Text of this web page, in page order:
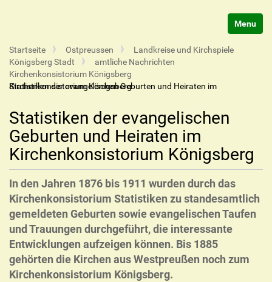
Startseite Ostpreussen
Landkreise und Kirchspiele
Königsberg Stadt
amtliche Nachrichten
Kirchenkonsistorium Königsberg
Statistiken der evangelischen Geburten und Heiraten im Kirchenkonsistorium Königsberg
Statistiken der evangelischen
Geburten und Heiraten im
Kirchenkonsistorium Königsberg
In den Jahren 1876 bis 1911 wurden durch das
Kirchenkonsistorium Statistiken zu standesamtlich
gemeldeten Geburten sowie evangelischen Taufen
und Trauungen durchgeführt, die interessante
Entwicklungen aufzeigen können. Bis 1885
gehörten die Kirchen aus Westpreußen noch zum
Kirchenkonsistorium Königsberg.